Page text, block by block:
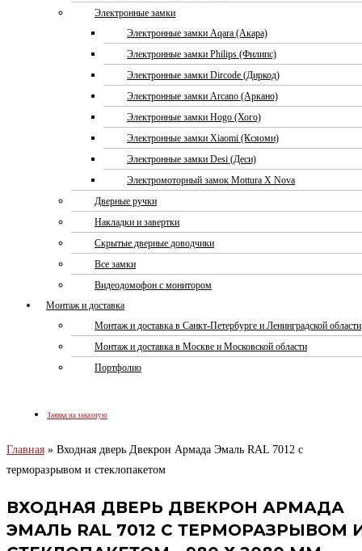
Электронные замки
Электронные замки Aqara (Акара)
Электронные замки Philips (Филипс)
Электронные замки Dircode (Диркод)
Электронные замки Arcano (Аркано)
Электронные замки Hogo (Хого)
Электронные замки Xiaomi (Ксяоми)
Электронные замки Desi (Деси)
Электромоторный замок Mottura X Nova
Дверные ручки
Накладки и завертки
Скрытые дверные доводчики
Все замки
Видеодомофон с монитором
Монтаж и доставка
Монтаж и доставка в Санкт-Петербурге и Ленинградской области
Монтаж и доставка в Москве и Московской области
Портфолио
Заявка на заказную
Главная » Входная дверь Двекрон Армада Эмаль RAL 7012 с
терморазрывом и стеклопакетом
ВХОДНАЯ ДВЕРЬ ДВЕКРОН АРМАДА
ЭМАЛЬ RAL 7012 С ТЕРМОРАЗРЫВОМ